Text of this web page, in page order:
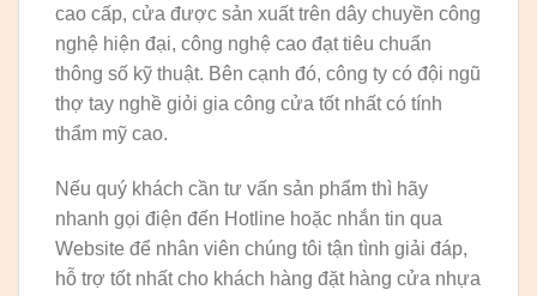
cao cấp, cửa được sản xuất trên dây chuyền công
nghệ hiện đại, công nghệ cao đạt tiêu chuẩn
thông số kỹ thuật. Bên cạnh đó, công ty có đội ngũ
thợ tay nghề giỏi gia công cửa tốt nhất có tính
thẩm mỹ cao.
Nếu quý khách cần tư vấn sản phẩm thì hãy
nhanh gọi điện đến Hotline hoặc nhắn tin qua
Website để nhân viên chúng tôi tận tình giải đáp,
hỗ trợ tốt nhất cho khách hàng đặt hàng cửa nhựa